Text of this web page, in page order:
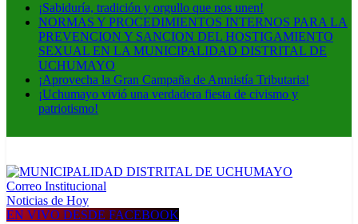
¡Sabiduría, tradición y orgullo que nos unen!
NORMAS Y PROCEDIMIENTOS INTERNOS PARA LA
PREVENCION Y SANCION DEL HOSTIGAMIENTO
SEXUAL EN LA MUNICIPALIDAD DISTRITAL DE
UCHUMAYO
¡Aprovecha la Gran Campaña de Amnistía Tributaria!
¡Uchumayo vivió una verdadera fiesta de civismo y
patriotismo!
MUNICIPALIDAD DISTRITAL DE UCHUMAYO
Construyendo una nueva Historia
Correo Institucional
Noticias de Hoy
EN VIVO DESDE FACEBOOK